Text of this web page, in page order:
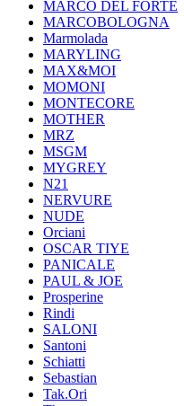
MARCO DEL FORTE
MARCOBOLOGNA
Marmolada
MARYLING
MAX&MOI
MOMONI
MONTECORE
MOTHER
MRZ
MSGM
MYGREY
N21
NERVURE
NUDE
Orciani
OSCAR TIYE
PANICALE
PAUL & JOE
Prosperine
Rindi
SALONI
Santoni
Schiatti
Sebastian
Tak.Ori